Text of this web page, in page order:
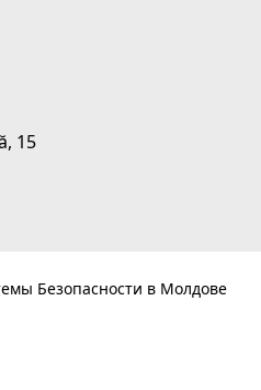
15
Безопасности в Молдове